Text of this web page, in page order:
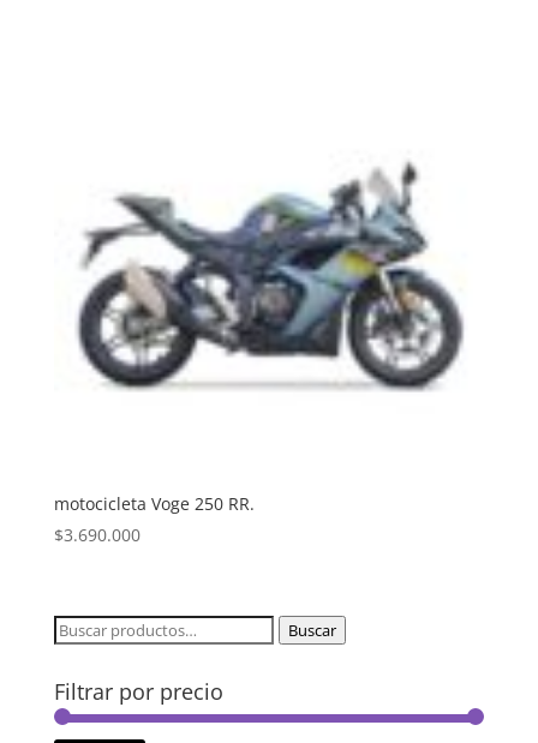
motocicleta Voge 250 RR.
$3.690.000
Buscar
Buscar
Filtrar por precio